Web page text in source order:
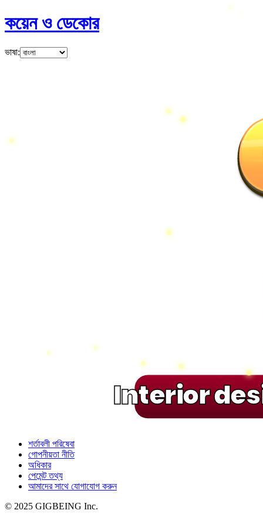
কয়েন ও ডেকোর
ভাষা:
Interior
শর্তাবলী পরিষেবা
গোপনীয়তা নীতি
অধিকার
পেমেন্ট তথ্য
আমাদের সাথে যোগাযোগ করুন
© 2025 GIGBEING Inc.